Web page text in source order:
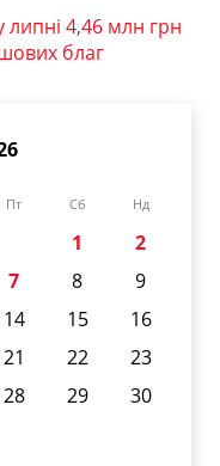
4,46 млн грн
благ
Пт Сб Нд
1
2
7 8
9
14 15
16
21 22
23
28 29
30